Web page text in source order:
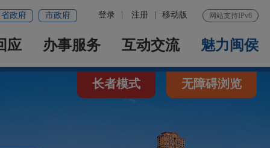
网站支持IPv6
登录 注册 移动版
省政府 市政府
应 办事服务 互动交流 魅力闽侯
长者模式 无障碍浏览